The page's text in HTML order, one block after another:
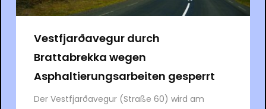
Vestfjarðavegur durch
Brattabrekka wegen
Asphaltierungsarbeiten gesperrt
Der Vestfjarðavegur (Straße 60) wird am